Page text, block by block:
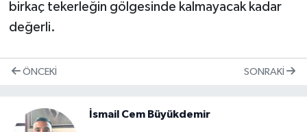
birkaç tekerleğin gölgesinde kalmayacak kadar
değerli.
ÖNCEKI SONRAKI
İsmail Cem Büyükdemir